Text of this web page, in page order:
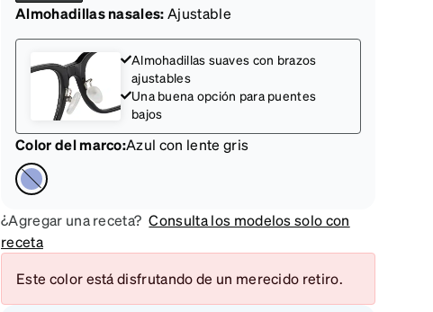
Almohadillas nasales:Ajustable
Almohadillas suaves con brazos
ajustables
Una buena opción para puentes
bajos
Color del marco:Azul con lente gris
¿Agregar una receta? Consulta los modelos solo con
receta
Este color está disfrutando de un merecido retiro.